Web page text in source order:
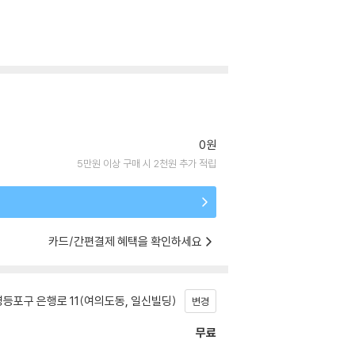
0원
5만원 이상 구매 시 2천원 추가 적립
카드/간편결제 혜택을 확인하세요
포구 은행로 11(여의도동, 일신빌딩) 변경
무료